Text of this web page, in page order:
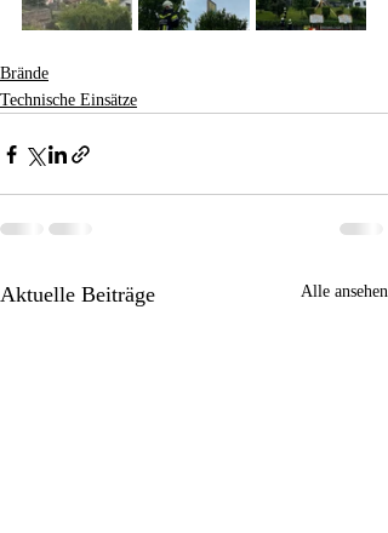
Brände
Technische Einsätze
Aktuelle Beiträge Alle ansehen